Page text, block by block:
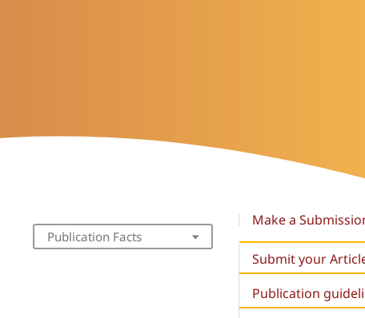
Publication Facts
Make a
Submit your
Publication